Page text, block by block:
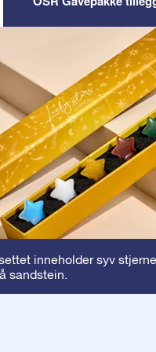
inneholder syv
sandstein.